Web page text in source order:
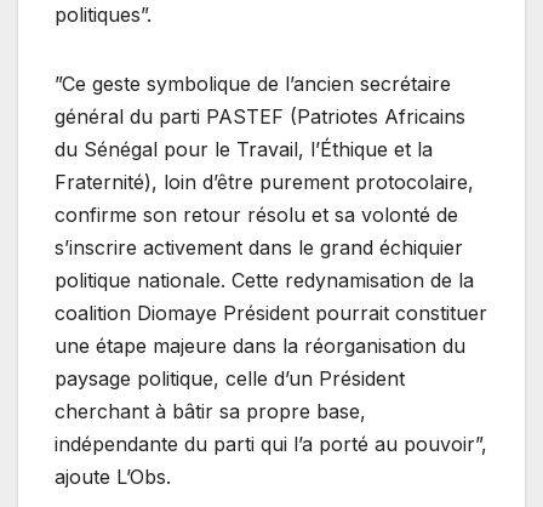
politiques”.
”Ce geste symbolique de l’ancien secrétaire
général du parti PASTEF (Patriotes Africains
du Sénégal pour le Travail, l’Éthique et la
Fraternité), loin d’être purement protocolaire,
confirme son retour résolu et sa volonté de
s’inscrire activement dans le grand échiquier
politique nationale. Cette redynamisation de la
coalition Diomaye Président pourrait constituer
une étape majeure dans la réorganisation du
paysage politique, celle d’un Président
cherchant à bâtir sa propre base,
indépendante du parti qui l’a porté au pouvoir”,
ajoute L’Obs.